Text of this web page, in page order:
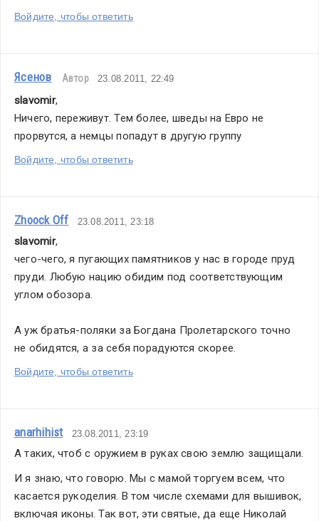
Войдите, чтобы ответить
Ясенов Автор 23.08.2011, 22:49
slavomir,
Ничего, переживут. Тем более, шведы на Евро не
прорвутся, а немцы попадут в другую группу
Войдите, чтобы ответить
Zhoock Off 23.08.2011, 23:18
slavomir,
чего-чего, я пугающих памятников у нас в городе пруд
пруди. Любую нацию обидим под соответствующим
углом обозора.
А уж братья-поляки за Богдана Пролетарского точно
не обидятся, а за себя порадуются скорее.
Войдите, чтобы ответить
anarhihist 23.08.2011, 23:19
А таких, чтоб с оружием в руках свою землю защищали.
И я знаю, что говорю. Мы с мамой торгуем всем, что
касается рукоделия. В том числе схемами для вышивок,
включая иконы. Так вот, эти святые, да еще Николай